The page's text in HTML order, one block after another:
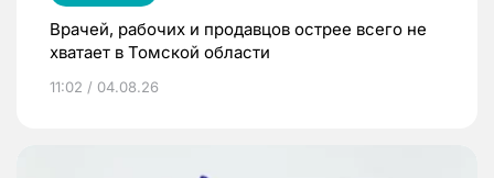
Врачей, рабочих и продавцов острее всего не
хватает в Томской области
11:02 / 04.08.26